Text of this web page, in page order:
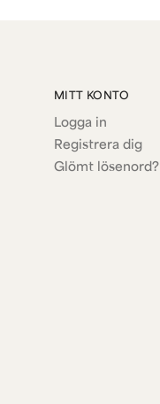
MITT KONTO
Logga in
Registrera dig
Glömt lösenord?